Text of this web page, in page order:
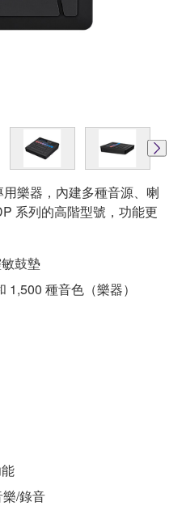
樂器，內建多種音源、喇
系列的高階型號，功能更
鼓墊
1,500 種音色（樂器）
/錄音